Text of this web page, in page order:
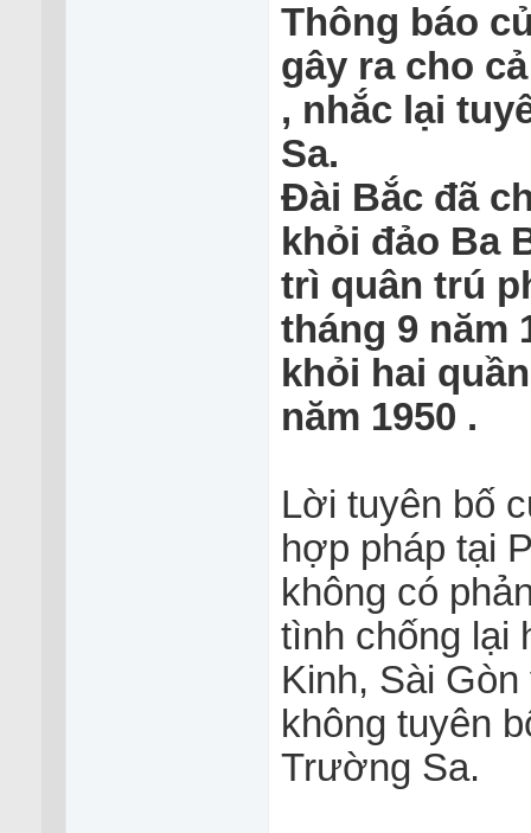
Thông báo
gây ra cho
, nhắc lại
Sa.
Đài Bắc đã
khỏi đảo Ba
trì quân trú
tháng 9 năm
khỏi hai
năm 1950 .
Lời tuyên bố
hợp pháp tại
không có
tình chống lại
Kinh, Sài
không tuyên
Trường Sa.